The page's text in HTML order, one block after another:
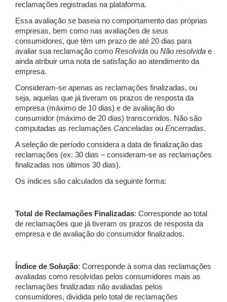
reclamações registradas na plataforma.
Essa avaliação se baseia no comportamento das próprias
empresas, bem como nas avaliações de seus
consumidores, que têm um prazo de até 20 dias para
avaliar sua reclamação como Resolvida ou Não resolvida e
ainda atribuir uma nota de satisfação ao atendimento da
empresa.
Consideram-se apenas as reclamações finalizadas, ou
seja, aquelas que já tiveram os prazos de resposta da
empresa (máximo de 10 dias) e de avaliação do
consumidor (máximo de 20 dias) transcorridos. Não são
computadas as reclamações Canceladas ou Encerradas.
A seleção de período considera a data de finalização das
reclamações (ex: 30 dias – consideram-se as reclamações
finalizadas nos últimos 30 dias).
Os índices são calculados da seguinte forma:
Total de Reclamações Finalizadas: Corresponde ao total
de reclamações que já tiveram os prazos de resposta da
empresa e de avaliação do consumidor finalizados.
Índice de Solução: Corresponde à soma das reclamações
avaliadas como resolvidas pelos consumidores mais as
reclamações finalizadas não avaliadas pelos
consumidores, dividida pelo total de reclamações